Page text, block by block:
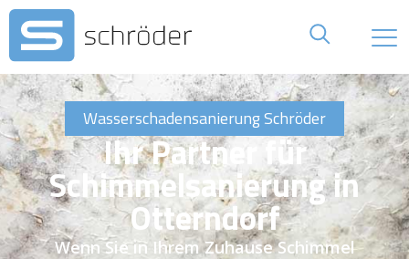
Wasserschadensanierung Schröder
Ihr Partner für
Schimmelsanierung in
Otterndorf
Wenn Sie in Ihrem Zuhause Schimmel